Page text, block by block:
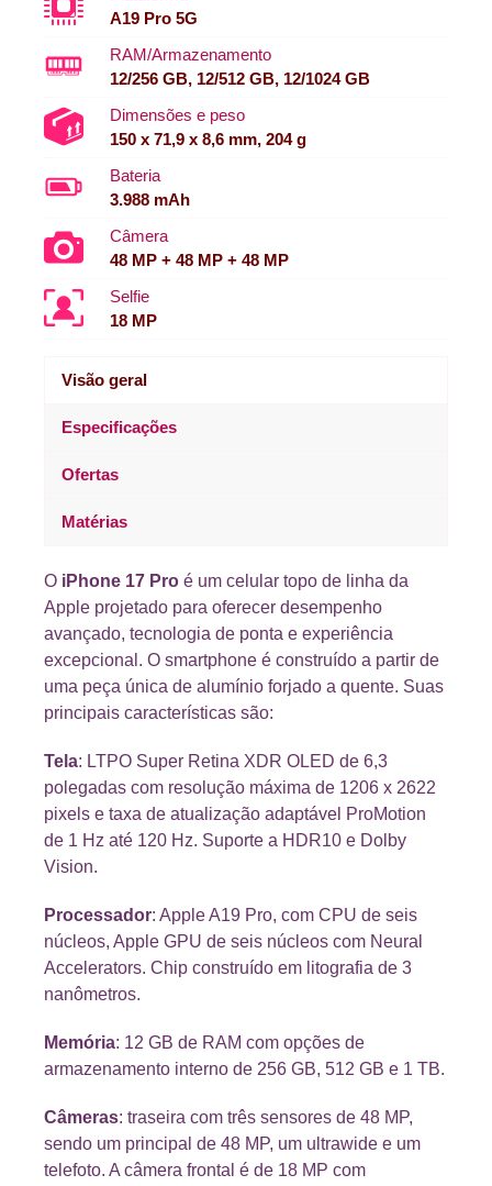
A19 Pro 5G
RAM/Armazenamento
12/256 GB, 12/512 GB, 12/1024 GB
Dimensões e peso
150 x 71,9 x 8,6 mm, 204 g
Bateria
3.988 mAh
Câmera
48 MP + 48 MP + 48 MP
Selfie
18 MP
Visão geral
Especificações
Ofertas
Matérias
O iPhone 17 Pro é um celular topo de linha da
Apple projetado para oferecer desempenho
avançado, tecnologia de ponta e experiência
excepcional. O smartphone é construído a partir de
uma peça única de alumínio forjado a quente. Suas
principais características são:
Tela: LTPO Super Retina XDR OLED de 6,3
polegadas com resolução máxima de 1206 x 2622
pixels e taxa de atualização adaptável ProMotion
de 1 Hz até 120 Hz. Suporte a HDR10 e Dolby
Vision.
Processador: Apple A19 Pro, com CPU de seis
núcleos, Apple GPU de seis núcleos com Neural
Accelerators. Chip construído em litografia de 3
nanômetros.
Memória: 12 GB de RAM com opções de
armazenamento interno de 256 GB, 512 GB e 1 TB.
Câmeras: traseira com três sensores de 48 MP,
sendo um principal de 48 MP, um ultrawide e um
telefoto. A câmera frontal é de 18 MP com